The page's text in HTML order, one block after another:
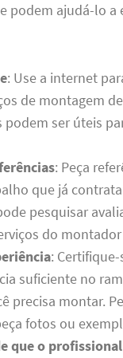
podem ajudá-lo
: Use a internet
de montagem
podem ser úteis
: Peça
que já
pesquisar
do
:
suficiente no
precisa montar.
fotos ou
que o